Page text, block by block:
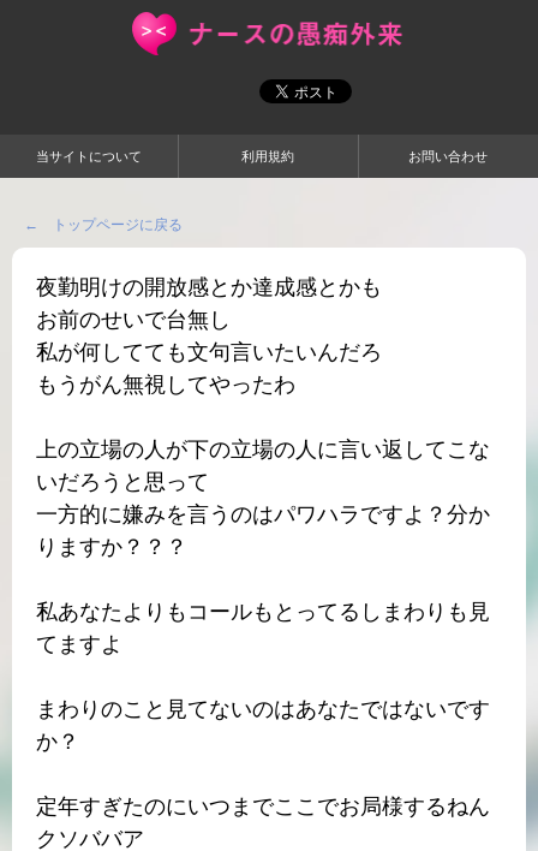
当サイトについて 利用規約 お問い合わせ
← トップページに戻る
夜勤明けの開放感とか達成感とかも
お前のせいで台無し
私が何してても文句言いたいんだろ
もうがん無視してやったわ
上の立場の人が下の立場の人に言い返してこな
いだろうと思って
一方的に嫌みを言うのはパワハラですよ？分か
りますか？？？
私あなたよりもコールもとってるしまわりも見
てますよ
まわりのこと見てないのはあなたではないです
か？
定年すぎたのにいつまでここでお局様するねん
クソババア